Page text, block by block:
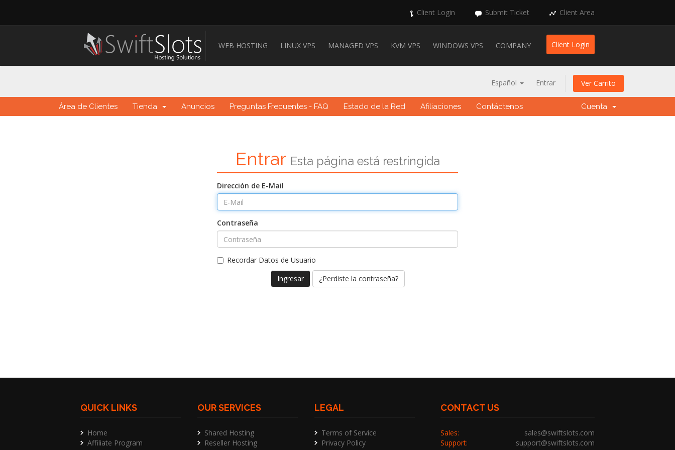
Client Login Submit Ticket Client Area
WEB HOSTING LINUX VPS MANAGED VPS KVM VPS WINDOWS VPS COMPANY Client Login
Español Entrar Ver Carrito
Área de Clientes Tienda Anuncios Preguntas Frecuentes - FAQ Estado de la Red Afiliaciones Contáctenos Cuenta
Entrar Esta página está restringida
Dirección de E-Mail
Contraseña
Recordar Datos de Usuario
¿Perdiste la contraseña?
QUICK LINKS
Home
Affiliate Program
OUR SERVICES
Shared Hosting
Reseller Hosting
LEGAL
Terms of Service
Privacy Policy
CONTACT US
Sales:
sales@swiftslots.com
Support:
support@swiftslots.com